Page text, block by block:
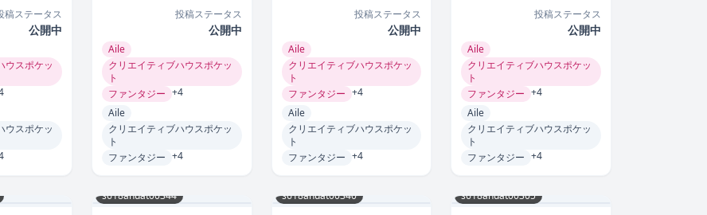
稿ステータス
公開中
ウスポケッ
ウスポケッ
投稿ステータス
公開中
Aile
クリエイティブハウスポケッ
ト
ファンタジー +4
Aile
クリエイティブハウスポケッ
ト
ファンタジー +4
投稿ステータス
公開中
Aile
クリエイティブハウスポケッ
ト
ファンタジー +4
Aile
クリエイティブハウスポケッ
ト
ファンタジー +4
投稿ステータス
公開中
Aile
クリエイティブハウスポケッ
ト
ファンタジー +4
Aile
クリエイティブハウスポケッ
ト
ファンタジー +4
s618ahuat00344 s618ahuat00340 s618ahuat00305